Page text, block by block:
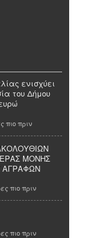
ενισχύει
του Δήμου
πιο πριν
ΜΟΝΗΣ
ΑΓΡΑΦΩΝ
πιο πριν
πιο πριν